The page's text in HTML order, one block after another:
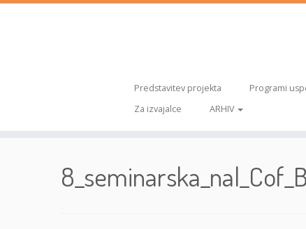
Predstavitev projekta Programi
Za izvajalce
ARHIV